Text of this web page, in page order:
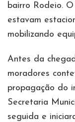
bairro Rodeio.
estavam
mobilizando
Antes da
moradores
propagação do
Secretaria
seguida e